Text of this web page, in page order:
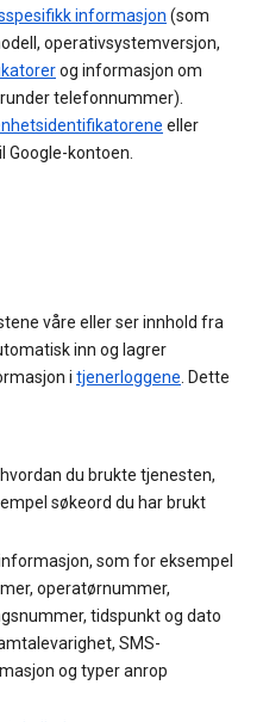
informasjon (som
operativsystemversjon,
og informasjon om
telefonnummer).
eller
Google-kontoen.
våre eller ser innhold fra
inn og lagrer
i tjenerloggene. Dette
du brukte tjenesten,
søkeord du har brukt
som for eksempel
operatørnummer,
tidspunkt og dato
SMS-
og typer anrop